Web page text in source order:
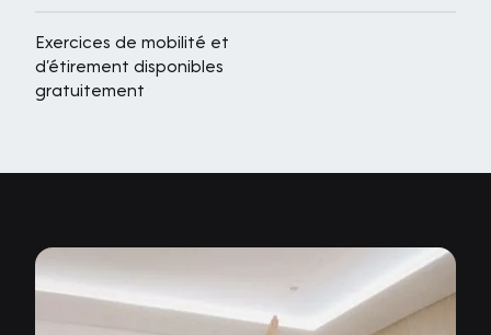
Exercices de mobilité et
d’étirement disponibles
gratuitement